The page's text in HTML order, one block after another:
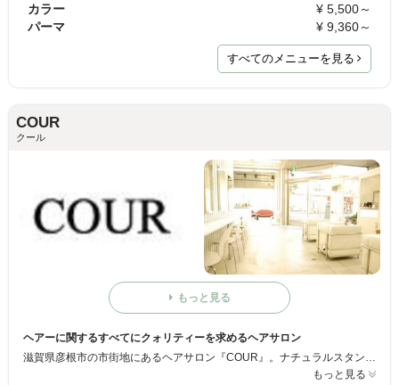
カラー
¥ 5,500～
パーマ
¥ 9,360～
すべてのメニューを見る
COUR
クール
もっと見る
ヘアーに関するすべてにクォリティーを求めるヘアサロン
滋賀県彦根市の市街地にあるヘアサロン『COUR』。ナチュラルスタンダードをテーマとし、作りすぎず、しなさすぎずの絶妙なニュアンスを作り出す事を心がけているサロンです。
もっと見る